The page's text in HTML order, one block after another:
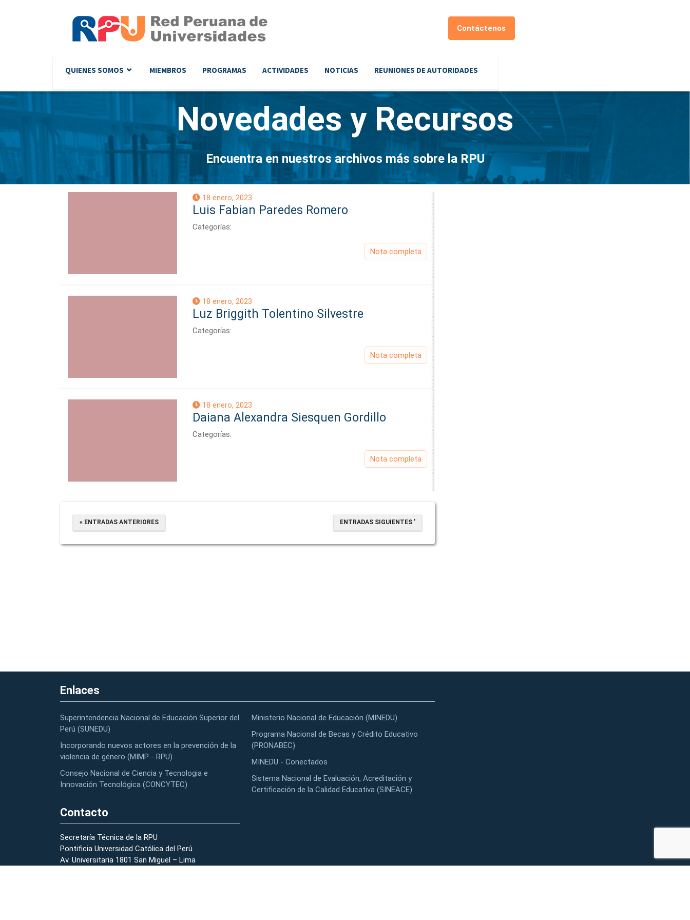
Contáctenos
QUIENES SOMOS MIEMBROS PROGRAMAS ACTIVIDADES NOTICIAS REUNIONES DE AUTORIDADES
Novedades y Recursos
Encuentra en nuestros archivos más sobre la RPU
18 enero, 2023
Luis Fabian Paredes Romero
Categorías:
Nota completa
18 enero, 2023
Luz Briggith Tolentino Silvestre
Categorías:
Nota completa
18 enero, 2023
Daiana Alexandra Siesquen Gordillo
Categorías:
Nota completa
« ENTRADAS ANTERIORES ENTRADAS SIGUIENTES ’
Enlaces
Superintendencia Nacional de Educación Superior del
Perú (SUNEDU)
Incorporando nuevos actores en la prevención de la
violencia de género (MIMP - RPU)
Consejo Nacional de Ciencia y Tecnologia e
Innovación Tecnológica (CONCYTEC)
Ministerio Nacional de Educación (MINEDU)
Programa Nacional de Becas y Crédito Educativo
(PRONABEC)
MINEDU - Conectados
Sistema Nacional de Evaluación, Acreditación y
Certificación de la Calidad Educativa (SINEACE)
Contacto
Secretaría Técnica de la RPU
Pontificia Universidad Católica del Perú
Av. Universitaria 1801 San Miguel – Lima